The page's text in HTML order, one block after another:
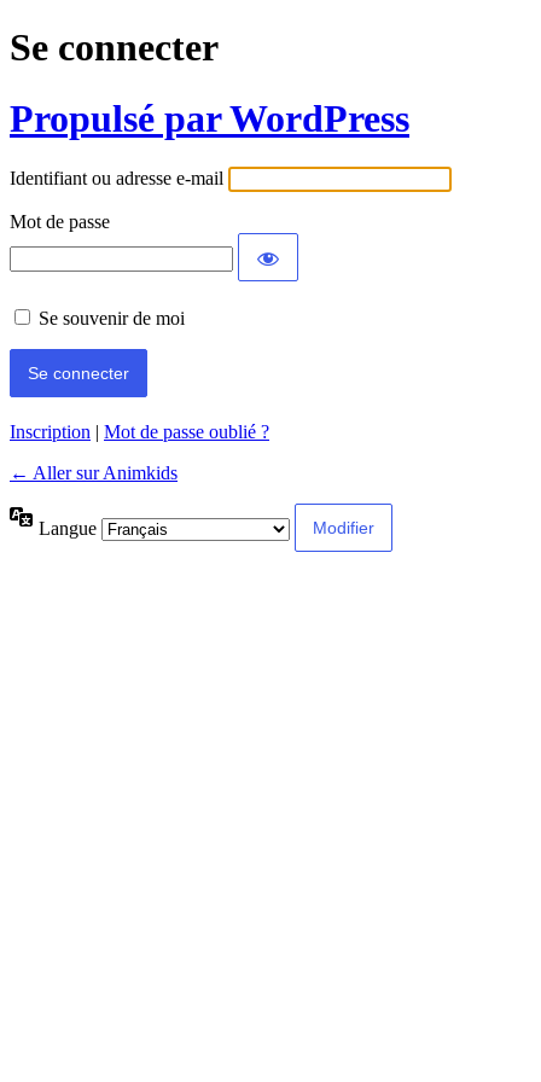
Se connecter
Propulsé par WordPress
Identifiant ou adresse e-mail
Mot de passe
Se souvenir de moi
Inscription | Mot de passe oublié ?
← Aller sur Animkids
Langue